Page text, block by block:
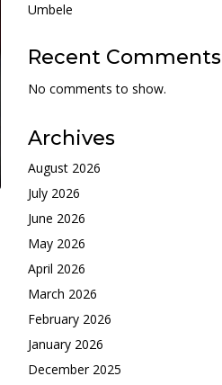
Umbele
Recent Comments
No comments to show.
Archives
August 2026
July 2026
June 2026
May 2026
April 2026
March 2026
February 2026
January 2026
December 2025